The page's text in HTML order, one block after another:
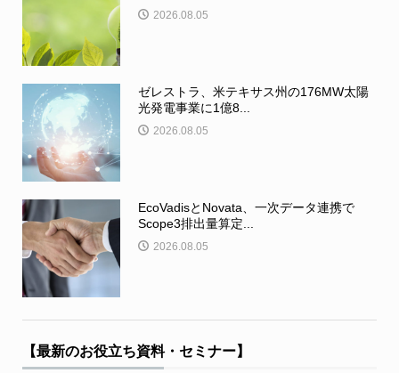
2026.08.05
ゼレストラ、米テキサス州の176MW太陽
光発電事業に1億8...
2026.08.05
EcoVadisとNovata、一次データ連携で
Scope3排出量算定...
2026.08.05
【最新のお役立ち資料・セミナー】